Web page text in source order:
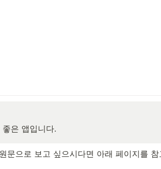
은 앱입니다.
문으로 보고 싶으시다면 아래 페이지를 참